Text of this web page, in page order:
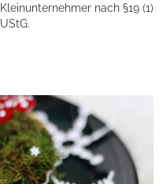
Kleinunternehmer nach §19 (1)
UStG.